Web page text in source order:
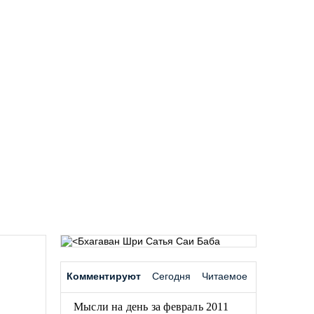
Комментируют Сегодня Читаемое
Мысли на день за февраль 2011